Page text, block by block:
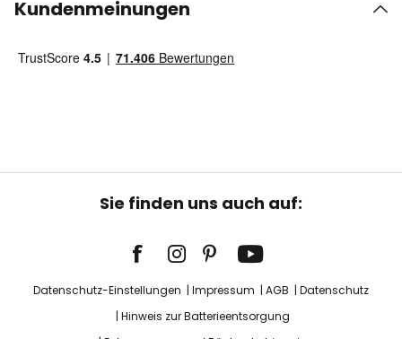
Kundenmeinungen
Sie finden uns auch auf:
Datenschutz-Einstellungen Impressum AGB
Datenschutz
Hinweis zur Batterieentsorgung